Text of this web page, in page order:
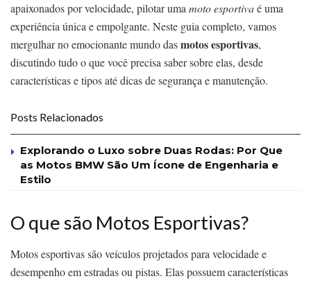
apaixonados por velocidade, pilotar umamoto esportivaé uma
experiência única e empolgante. Neste guia completo, vamos
mergulhar no emocionante mundo dasmotos esportivas,
discutindo tudo o que você precisa saber sobre elas, desde
características e tipos até dicas de segurança e manutenção.
Posts Relacionados
Explorando o Luxo sobre Duas Rodas: Por Que
as Motos BMW São Um Ícone de Engenharia e
Estilo
O que são Motos Esportivas?
Motos esportivas são veículos projetados para velocidade e
desempenho em estradas ou pistas. Elas possuem características